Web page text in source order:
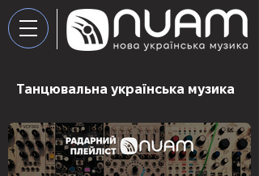
Танцювальна українська музика